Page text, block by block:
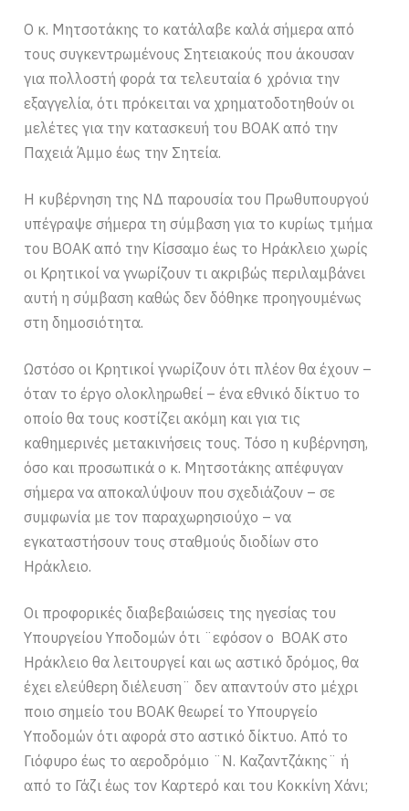
Ο κ. Μητσοτάκης το κατάλαβε καλά σήμερα από
τους συγκεντρωμένους Σητειακούς που άκουσαν
για πολλοστή φορά τα τελευταία 6 χρόνια την
εξαγγελία, ότι πρόκειται να χρηματοδοτηθούν οι
μελέτες για την κατασκευή του ΒΟΑΚ από την
Παχειά Άμμο έως την Σητεία.
Η κυβέρνηση της ΝΔ παρουσία του Πρωθυπουργού
υπέγραψε σήμερα τη σύμβαση για το κυρίως τμήμα
του ΒΟΑΚ από την Κίσσαμο έως το Ηράκλειο χωρίς
οι Κρητικοί να γνωρίζουν τι ακριβώς περιλαμβάνει
αυτή η σύμβαση καθώς δεν δόθηκε προηγουμένως
στη δημοσιότητα.
Ωστόσο οι Κρητικοί γνωρίζουν ότι πλέον θα έχουν –
όταν το έργο ολοκληρωθεί – ένα εθνικό δίκτυο το
οποίο θα τους κοστίζει ακόμη και για τις
καθημερινές μετακινήσεις τους. Τόσο η κυβέρνηση,
όσο και προσωπικά ο κ. Μητσοτάκης απέφυγαν
σήμερα να αποκαλύψουν που σχεδιάζουν – σε
συμφωνία με τον παραχωρησιούχο – να
εγκαταστήσουν τους σταθμούς διοδίων στο
Ηράκλειο.
Οι προφορικές διαβεβαιώσεις της ηγεσίας του
Υπουργείου Υποδομών ότι ¨εφόσον ο ΒΟΑΚ στο
Ηράκλειο θα λειτουργεί και ως αστικό δρόμος, θα
έχει ελεύθερη διέλευση¨ δεν απαντούν στο μέχρι
ποιο σημείο του ΒΟΑΚ θεωρεί το Υπουργείο
Υποδομών ότι αφορά στο αστικό δίκτυο. Από το
Γιόφυρο έως το αεροδρόμιο ¨Ν. Καζαντζάκης¨ ή
από το Γάζι έως τον Καρτερό και του Κοκκίνη Χάνι;